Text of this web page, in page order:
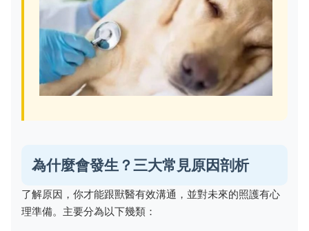
為什麼會發生？三大常見原因剖析
了解原因，你才能跟獸醫有效溝通，並對未來的照護有心
理準備。主要分為以下幾類：